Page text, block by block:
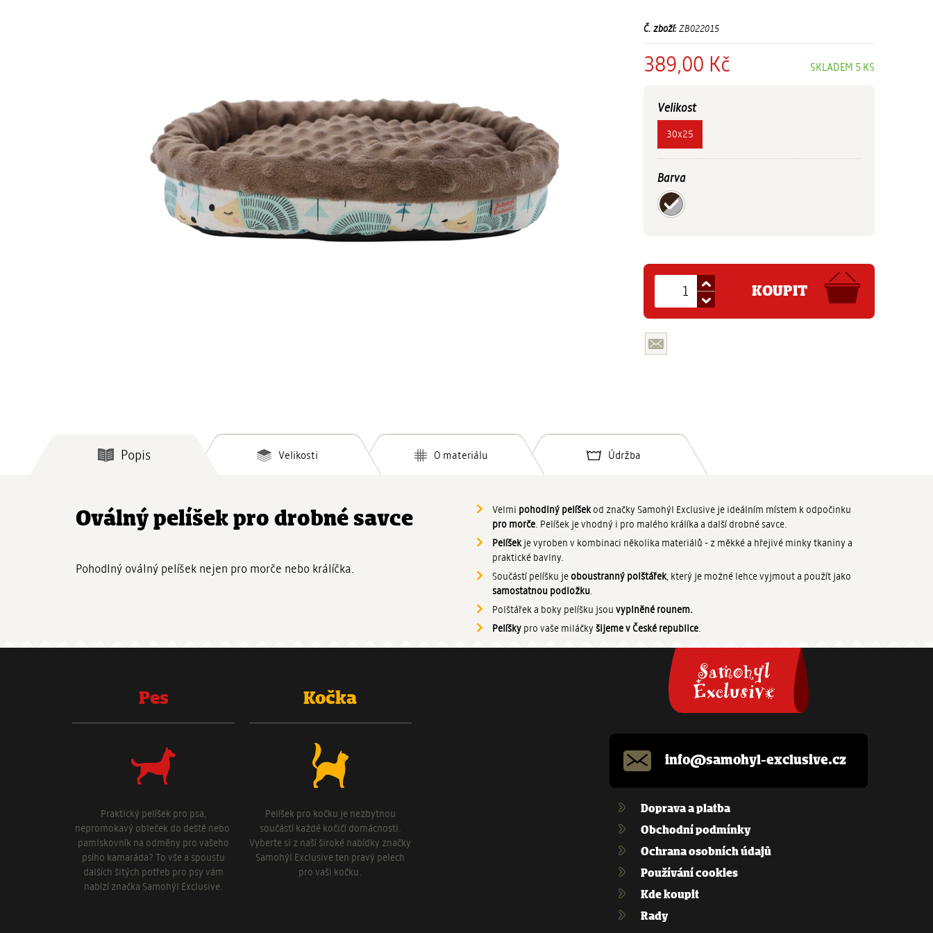
Č. zboží:ZB022015
389,00 Kč SKLADEM 5 KS
Velikost
30x25
Barva
KOUPIT
Popis Velikosti O materiálu Údržba
Oválný pelíšek pro drobné savce
Pohodlný oválný pelíšek nejen pro morče nebo králíčka.
Velmi pohodlný pelíšekod značky Samohýl Exclusive je ideálním místem k odpočinku
pro morče. Pelíšek je vhodný i pro malého králíka a další drobné savce.
Pelíšekje vyroben v kombinaci několika materiálů - z měkké a hřejivé minky tkaniny a
praktické bavlny.
Součástí pelíšku je oboustranný polštářek, který je možné lehce vyjmout a použít jako
samostatnou podložku.
Polštářek a boky pelíšku jsou vyplněné rounem.
Pelíšky pro vaše miláčky šijeme v České republice.
Pes
Praktický pelíšek pro psa,
nepromokavý obleček do deště nebo
pamlskovník na odměny pro vašeho
psího kamaráda? To vše a spoustu
dalších šitých potřeb pro psy vám
nabízí značka Samohýl Exclusive.
Kočka
Pelíšek pro kočku je nezbytnou
součástí každé kočičí domácnosti.
Vyberte si z naší široké nabídky značky
Samohýl Exclusive ten pravý pelech
pro vaši kočku.
info@samohyl-exclusive.cz
Doprava a platba
Obchodní podmínky
Ochrana osobních údajů
Používání cookies
Kde koupit
Rady